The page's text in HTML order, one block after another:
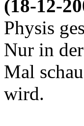
(18-12-
Physis
Nur in
Mal
wird.